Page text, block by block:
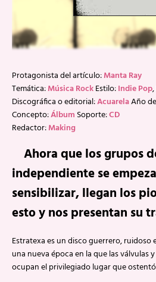
Protagonista del artículo:Manta Ray
Temática:Música RockEstilo:Indie Pop,
Discográfica o editorial:AcuarelaAño
Concepto:Álbum Soporte:CD
Redactor:Making
Ahora que los grupos
independiente se
sensibilizar, llegan los
esto y nos presentan su
Estratexa es un disco guerrero, ruidoso
una nueva época en la que las válvulas
ocupan el privilegiado lugar que